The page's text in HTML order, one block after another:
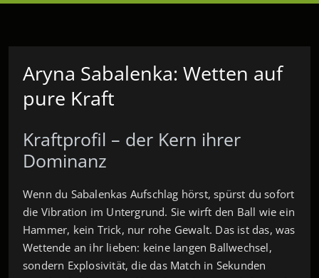
Aryna Sabalenka: Wetten auf
pure Kraft
Kraftprofil – der Kern ihrer
Dominanz
Wenn du Sabalenkas Aufschlag hörst, spürst du sofort
die Vibration im Untergrund. Sie wirft den Ball wie ein
Hammer, kein Trick, nur rohe Gewalt. Das ist das, was
Wettende an ihr lieben: keine langen Ballwechsel,
sondern Explosivität, die das Match in Sekunden